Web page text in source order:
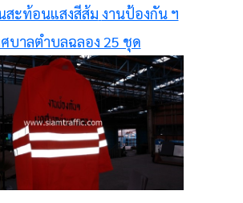
สะท้อนแสงสีส้ม งานป้องกัน ฯ
ศบาลตำบลฉลอง 25 ชุด